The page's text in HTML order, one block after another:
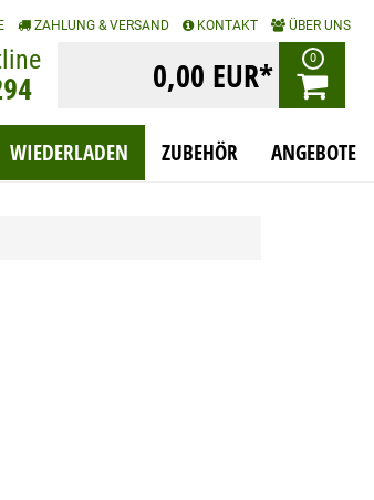
ZAHLUNG & VERSAND KONTAKT ÜBER UNS
0,00 EUR* 0
WIEDERLADEN ZUBEHÖR ANGEBOTE